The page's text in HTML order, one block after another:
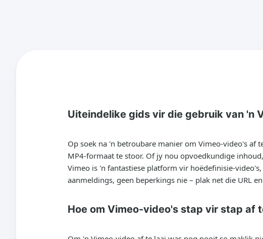
Uiteindelike gids vir die gebruik van 'n
Op soek na 'n betroubare manier om Vimeo-video's af
MP4-formaat te stoor. Of jy nou opvoedkundige
Vimeo is 'n fantastiese platform vir hoëdefinisie-
aanmeldings, geen beperkings nie – plak net die URL
Hoe om Vimeo-video's stap vir stap af